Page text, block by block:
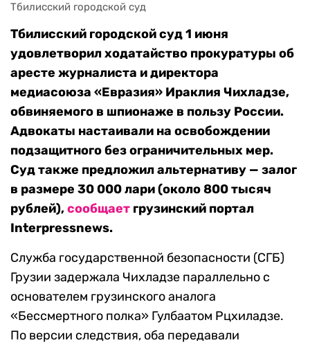
Тбилисский городской суд
Тбилисский городской суд 1 июня
удовлетворил ходатайство прокуратуры об
аресте журналиста и директора
медиасоюза «Евразия» Ираклия Чихладзе,
обвиняемого в шпионаже в пользу России.
Адвокаты настаивали на освобождении
подзащитного без ограничительных мер.
Суд также предложил альтернативу — залог
в размере 30 000 лари (около 800 тысяч
рублей),сообщает грузинский портал
Interpressnews.
Служба государственной безопасности (СГБ)
Грузии задержала Чихладзе параллельно с
основателем грузинского аналога
«Бессмертного полка» Гулбаатом Рцхиладзе.
По версии следствия, оба передавали